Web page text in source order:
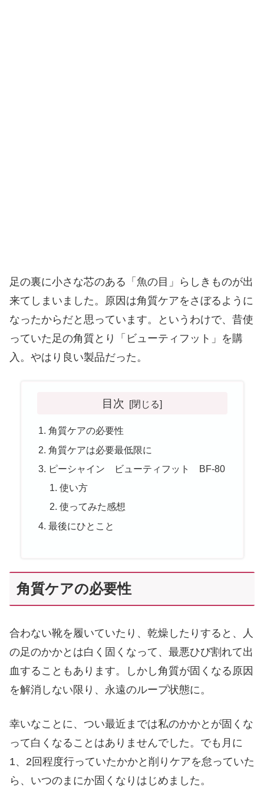
足の裏に小さな芯のある「魚の目」らしきものが出
来てしまいました。原因は角質ケアをさぼるように
なったからだと思っています。というわけで、昔使
っていた足の角質とり「ビューティフット」を購
入。やはり良い製品だった。
目次
角質ケアの必要性
角質ケアは必要最低限に
ピーシャイン ビューティフット BF-80
使い方
使ってみた感想
最後にひとこと
角質ケアの必要性
合わない靴を履いていたり、乾燥したりすると、人
の足のかかとは白く固くなって、最悪ひび割れて出
血することもあります。しかし角質が固くなる原因
を解消しない限り、永遠のループ状態に。
幸いなことに、つい最近までは私のかかとが固くな
って白くなることはありませんでした。でも月に
1、2回程度行っていたかかと削りケアを怠っていた
ら、いつのまにか固くなりはじめました。